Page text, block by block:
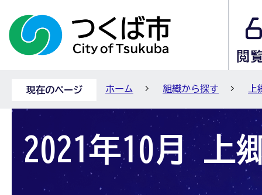
現在のページ ホーム 組織から探す
2021年10月 上